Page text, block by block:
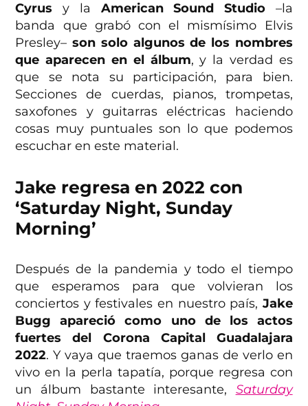
Cyrus y la American Sound Studio–la
banda que grabó con el mismísimo Elvis
Presley–son solo algunos de los nombres
que aparecen en el álbum, y la verdad es
que se nota su participación, para bien.
Secciones de cuerdas, pianos, trompetas,
saxofones y guitarras eléctricas haciendo
cosas muy puntuales son lo que podemos
escuchar en este material.
Jake regresa en 2022 con
‘Saturday Night, Sunday
Morning’
Después de la pandemia y todo el tiempo
que esperamos para que volvieran los
conciertos y festivales en nuestro país, Jake
Bugg apareció como uno de los actos
fuertes del Corona Capital Guadalajara
2022. Y vaya que traemos ganas de verlo en
vivo en la perla tapatía, porque regresa con
un álbum bastante interesante, Saturday